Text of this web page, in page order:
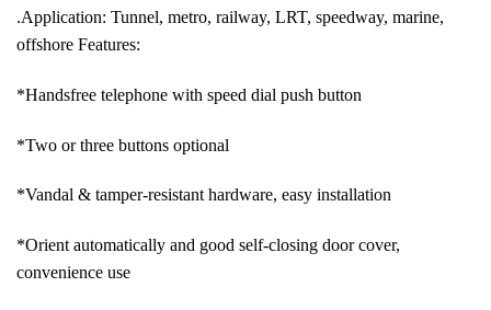
.Application: Tunnel, metro, railway, LRT, speedway, marine,
offshore Features:
*Handsfree telephone with speed dial push button
*Two or three buttons optional
*Vandal & tamper-resistant hardware, easy installation
*Orient automatically and good self-closing door cover,
convenience use